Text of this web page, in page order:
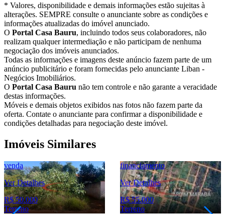
* Valores, disponibilidade e demais informações estão sujeitas à
alterações. SEMPRE consulte o anunciante sobre as condições e
informações atualizadas do imóvel anunciado.
O Portal Casa Bauru, incluindo todos seus colaboradores, não
realizam qualquer intermediação e não participam de nenhuma
negociação dos imóveis anunciados.
Todas as informações e imagens deste anúncio fazem parte de um
anúncio publicitário e foram fornecidas pelo anunciante Liban -
Negócios Imobiliários.
O Portal Casa Bauru não tem controle e não garante a veracidade
destas informações.
Móveis e demais objetos exibidos nas fotos não fazem parte da
oferta. Contate o anunciante para confirmar a disponibilidade e
condições detalhadas para negociação deste imóvel.
Imóveis Similares
financiamento
Ver Detalhes
R$ 55.000
Terreno
venda
Ver Detalhes
R$ 52.000
Terreno